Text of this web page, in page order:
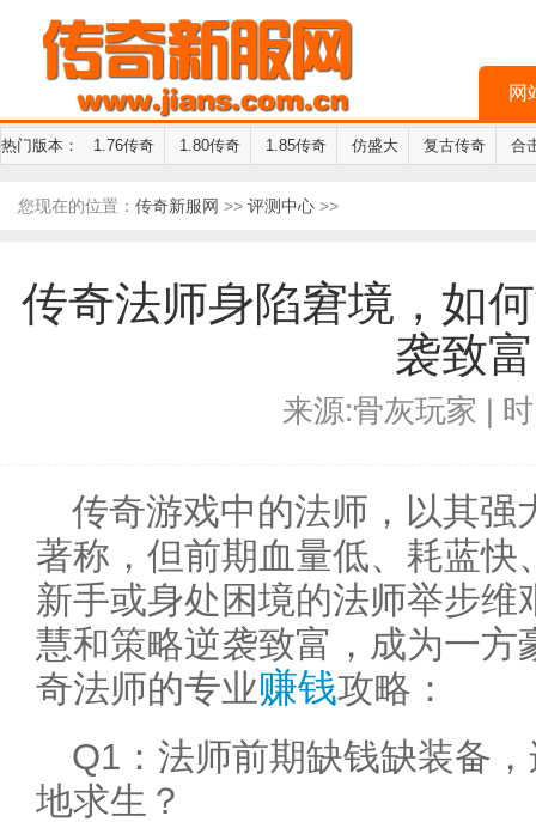
网
热门版本： 1.76传奇 1.80传奇 1.85传奇 仿盛大 复古传奇 合
您现在的位置： 传奇新服网 >> 评测中心 >>
传奇法师身陷窘境，如
袭致
来源:骨灰玩家 |
传奇游戏中的法师，以其强
著称，但前期血量低、耗蓝快
新手或身处困境的法师举步
慧和策略逆袭致富，成为一方
奇法师的专业赚钱攻略：
Q1：法师前期缺钱缺装备
地求生？